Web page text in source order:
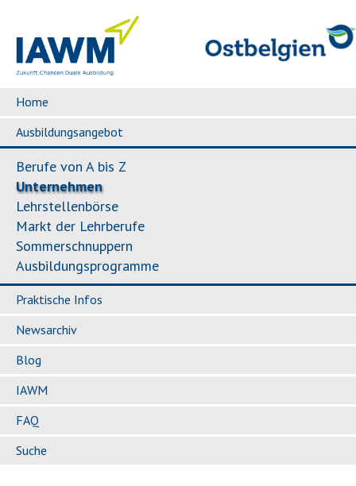
Home
Ausbildungsangebot
Berufe von A bis Z
Unternehmen
Lehrstellenbörse
Markt der Lehrberufe
Sommerschnuppern
Ausbildungsprogramme
Praktische Infos
Newsarchiv
Blog
IAWM
FAQ
Suche